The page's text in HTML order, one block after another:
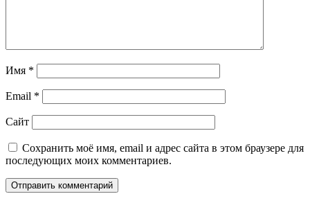
Имя *
Email *
Сайт
Сохранить моё имя, email и адрес сайта в этом браузере для
последующих моих комментариев.